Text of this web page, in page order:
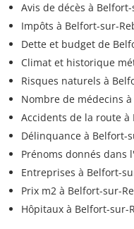
Avis de décès à
Impôts à Belfort-sur-
Dette et budget de
Climat et historique
Risques naturels à
Nombre de médecins
Accidents de la route
Délinquance à Belfort-
Prénoms donnés dans
Entreprises à Belfort-
Prix m2 à Belfort-sur-
Hôpitaux à Belfort-sur-